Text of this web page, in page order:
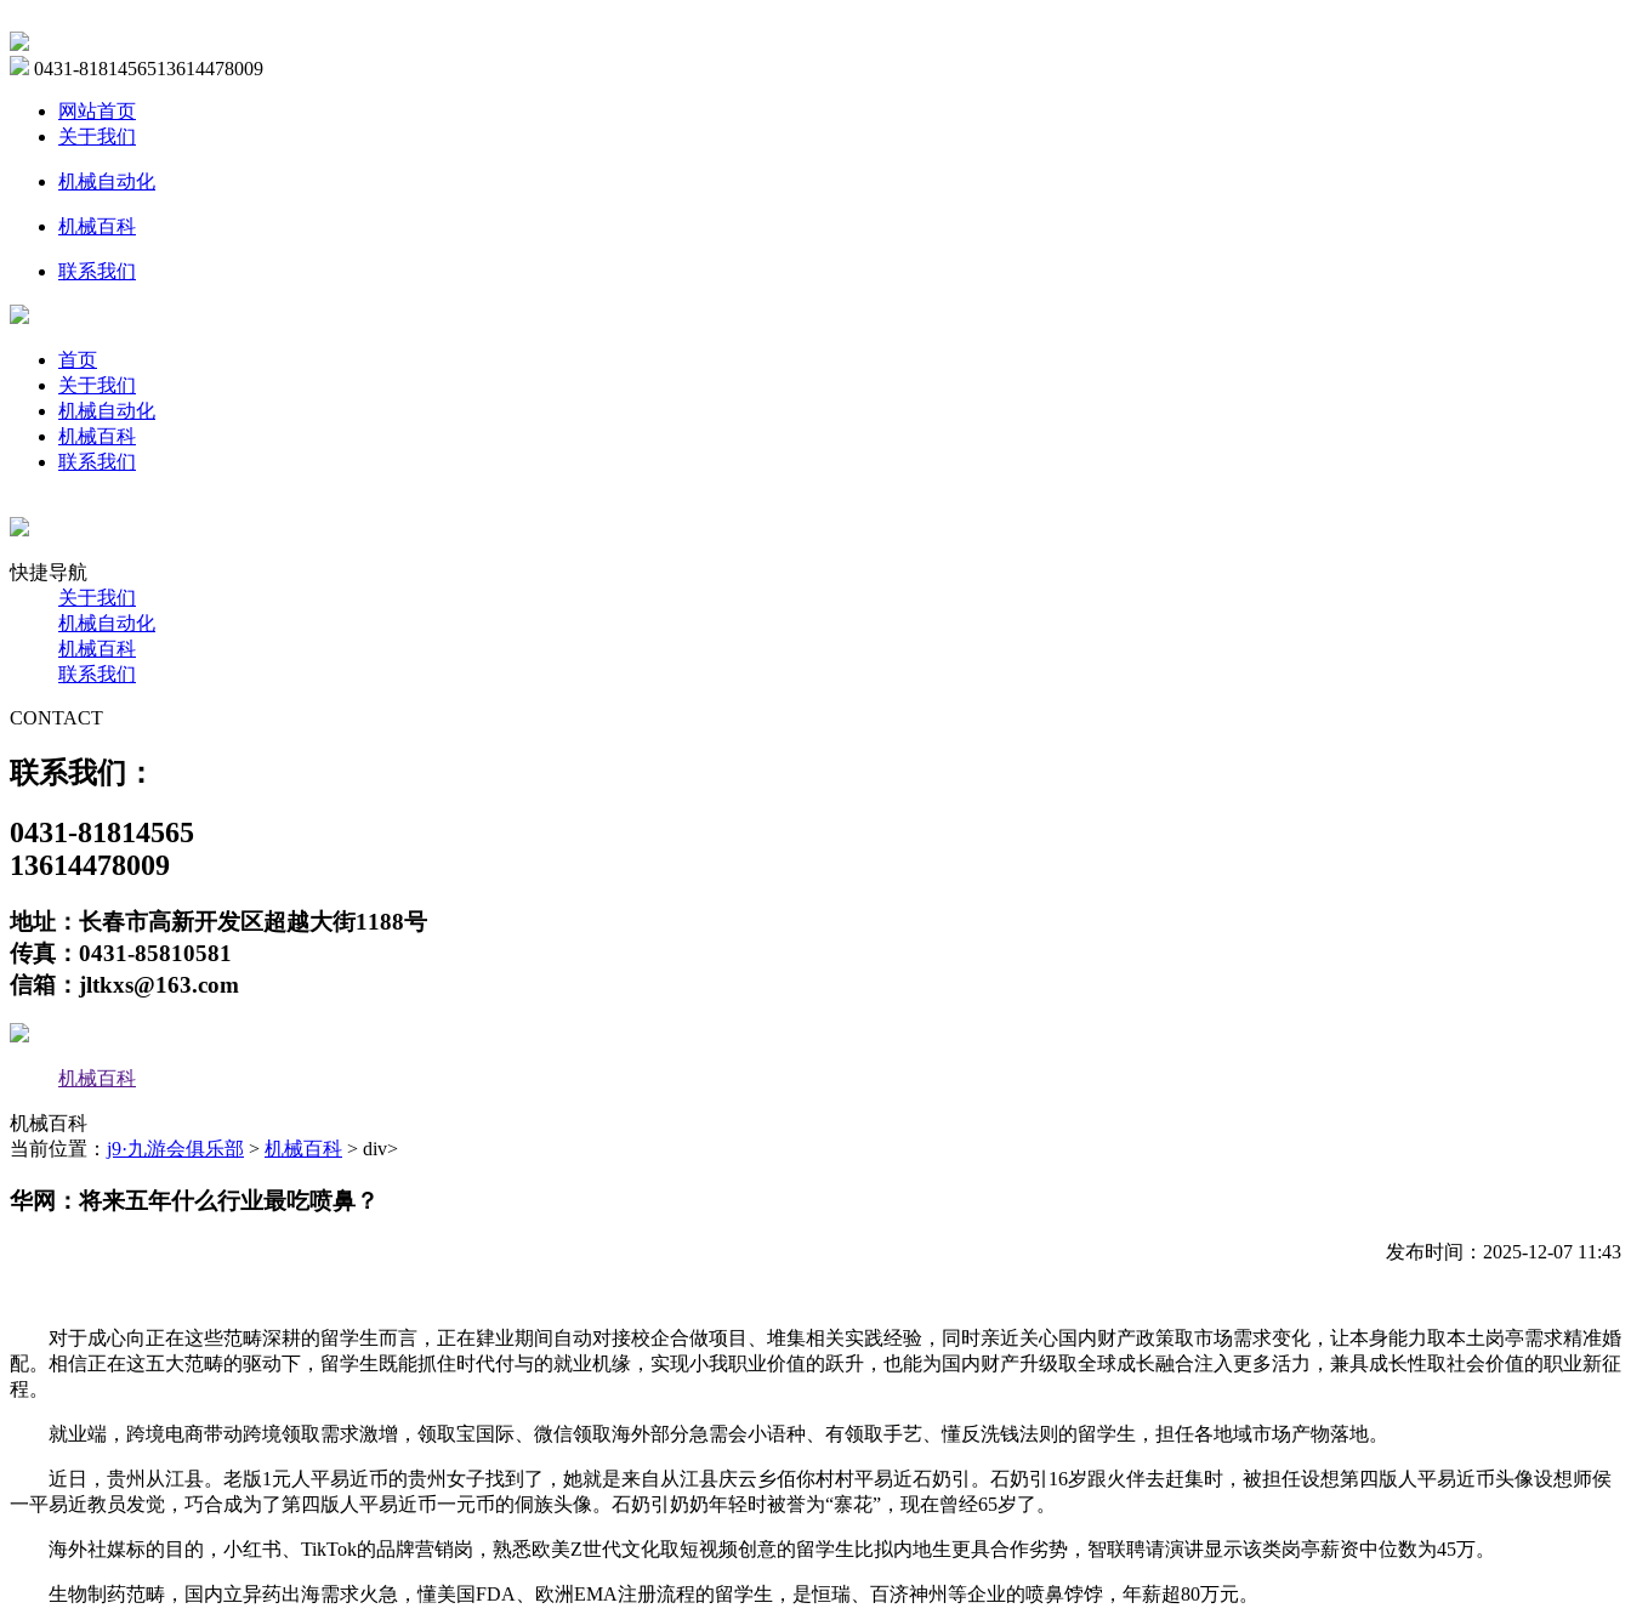
0431-8181456513614478009
网站首页
关于我们
机械自动化
机械百科
联系我们
首页
关于我们
机械自动化
机械百科
联系我们
快捷导航
关于我们
机械自动化
机械百科
联系我们
CONTACT
联系我们：
0431-81814565
13614478009
地址：长春市高新开发区超越大街1188号
传真：0431-85810581
信箱：jltkxs@163.com
机械百科
机械百科
当前位置： j9·九游会俱乐部 > 机械百科 > div>
华网：将来五年什么行业最吃喷鼻？
发布时间：2025-12-07 11:43
对于成心向正在这些范畴深耕的留学生而言，正在肄业期间自动对接校企合做项目、堆集相关实践经验，同时亲近关心国内财产政策取市场需求变化，让本身能力取本土岗亭需求精准婚
配。相信正在这五大范畴的驱动下，留学生既能抓住时代付与的就业机缘，实现小我职业价值的跃升，也能为国内财产升级取全球成长融合注入更多活力，兼具成长性取社会价值的职业新征
程。
就业端，跨境电商带动跨境领取需求激增，领取宝国际、微信领取海外部分急需会小语种、有领取手艺、懂反洗钱法则的留学生，担任各地域市场产物落地。
近日，贵州从江县。老版1元人平易近币的贵州女子找到了，她就是来自从江县庆云乡佰你村村平易近石奶引。石奶引16岁跟火伴去赶集时，被担任设想第四版人平易近币头像设想师侯
一平易近教员发觉，巧合成为了第四版人平易近币一元币的侗族头像。石奶引奶奶年轻时被誉为“寨花”，现在曾经65岁了。
海外社媒标的目的，小红书、TikTok的品牌营销岗，熟悉欧美Z世代文化取短视频创意的留学生比拟内地生更具合作劣势，智联聘请演讲显示该类岗亭薪资中位数为45万。
生物制药范畴，国内立异药出海需求火急，懂美国FDA、欧洲EMA注册流程的留学生，是恒瑞、百济神州等企业的喷鼻饽饽，年薪超80万元。